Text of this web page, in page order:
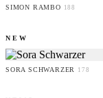
SIMON RAMBO 188
NEW
SORA SCHWARZER 178